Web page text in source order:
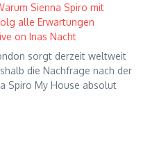
Sienna Spiro mit
alle Erwartungen
on Inas Nacht
sorgt derzeit weltweit
die Nachfrage nach der
Spiro My House absolut